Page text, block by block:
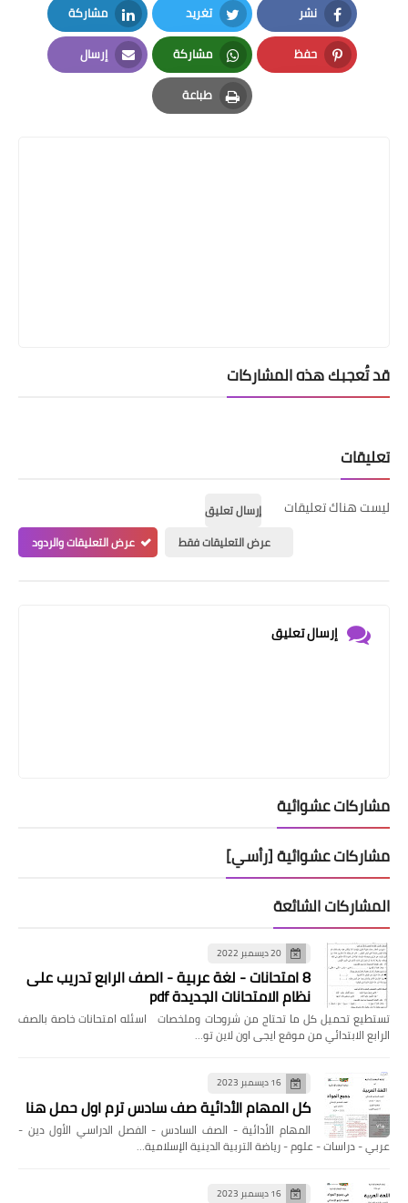
نشر
Facebook
تغريد
Twitter
مشاركة
LinkedIn
حفظ
Pinterest
مشاركة
Whatsapp
إرسال
Email
طباعة
Print
قد تُعجبك هذه المشاركات
تعليقات
ليست هناك تعليقات
إرسال تعليق
عرض التعليقات فقط
عرض التعليقات والردود
إرسال تعليق
مشاركات عشوائية
مشاركات عشوائية [رأسي]
المشاركات الشائعة
20 ديسمبر 2022
8 امتحانات - لغة عربية - الصف الرابع تدريب على
نظام الامتحانات الجديدة pdf
تستطيع تحميل كل ما تحتاج من شروحات وملخصات اسئله امتحانات خاصة بالصف
الرابع الابتدائي من موقع ايجى اون لاين تو…
16 ديسمبر 2023
كل المهام الأدائية صف سادس ترم اول حمل هنا
المهام الأدائية - الصف السادس - الفصل الدراسي الأول دين -
عربي - دراسات - علوم - رياضة التربية الدينية الإسلامية…
16 ديسمبر 2023